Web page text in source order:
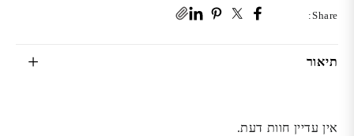
Share:
תיאור
אין עדיין חוות דעת.